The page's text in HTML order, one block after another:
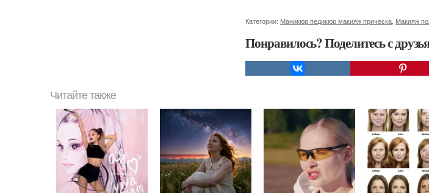
Категории: Маникюр педикюр макияж прическа Макияж
Понравилось? Поделитесь с
Читайте также